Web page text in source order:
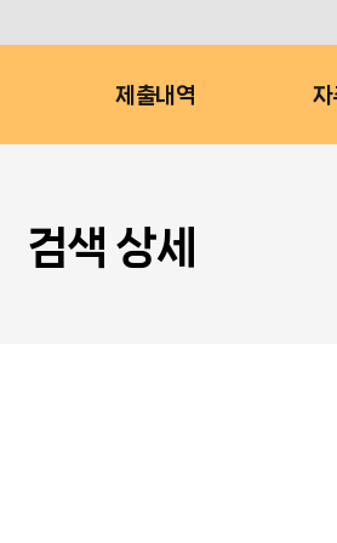
제출내역 자
검색 상세